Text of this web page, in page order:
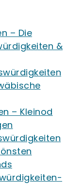
– Die
&
– Kleinod